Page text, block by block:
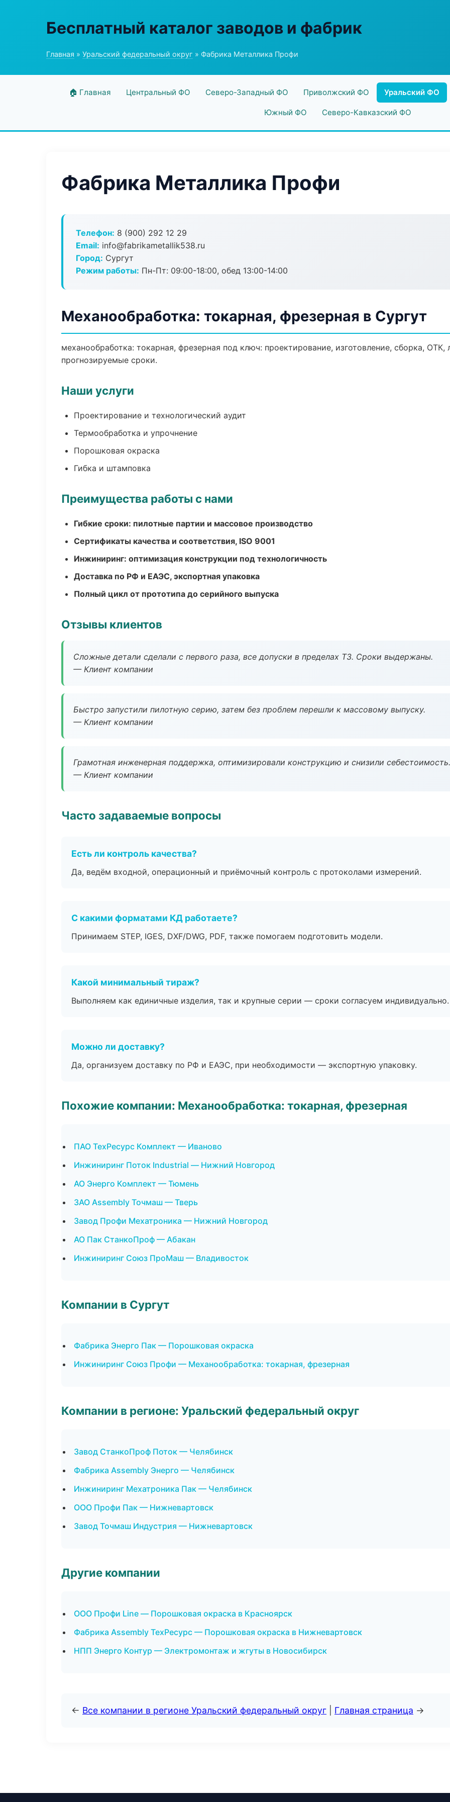
Бесплатный каталог заводов и фабрик
Главная » Уральский федеральный округ » Фабрика Металлика Профи
🏠 Главная Центральный ФО Северо-Западный ФО Приволжский ФО Уральский ФО
Южный ФО Северо-Кавказский ФО
Фабрика Металлика Профи
Телефон: 8 (900) 292 12 29
Email: info@fabrikametallik538.ru
Город: Сургут
Режим работы: Пн-Пт: 09:00-18:00, обед 13:00-14:00
Механообработка: токарная, фрезерная в Сургут
механообработка: токарная, фрезерная под ключ: проектирование, изготовление, сборка,
прогнозируемые сроки.
Наши услуги
Проектирование и технологический аудит
Термообработка и упрочнение
Порошковая окраска
Гибка и штамповка
Преимущества работы с нами
Гибкие сроки: пилотные партии и массовое производство
Сертификаты качества и соответствия, ISO 9001
Инжиниринг: оптимизация конструкции под технологичность
Доставка по РФ и ЕАЭС, экспортная упаковка
Полный цикл от прототипа до серийного выпуска
Отзывы клиентов
Сложные детали сделали с первого раза, все допуски в пределах ТЗ. Сроки выдержаны.
— Клиент компании
Быстро запустили пилотную серию, затем без проблем перешли к массовому выпуску.
— Клиент компании
Грамотная инженерная поддержка, оптимизировали конструкцию и снизили себестоимость.
— Клиент компании
Часто задаваемые вопросы
Есть ли контроль качества?
Да, ведём входной, операционный и приёмочный контроль с протоколами измерений.
С какими форматами КД работаете?
Принимаем STEP, IGES, DXF/DWG, PDF, также помогаем подготовить модели.
Какой минимальный тираж?
Выполняем как единичные изделия, так и крупные серии — сроки согласуем индивидуально.
Можно ли доставку?
Да, организуем доставку по РФ и ЕАЭС, при необходимости — экспортную упаковку.
Похожие компании: Механообработка: токарная, фрезерная
ПАО ТехРесурс Комплект — Иваново
Инжиниринг Поток Industrial — Нижний Новгород
АО Энерго Комплект — Тюмень
ЗАО Assembly Точмаш — Тверь
Завод Профи Мехатроника — Нижний Новгород
АО Пак СтанкоПроф — Абакан
Инжиниринг Союз ПроМаш — Владивосток
Компании в Сургут
Фабрика Энерго Пак — Порошковая окраска
Инжиниринг Союз Профи — Механообработка: токарная, фрезерная
Компании в регионе: Уральский федеральный округ
Завод СтанкоПроф Поток — Челябинск
Фабрика Assembly Энерго — Челябинск
Инжиниринг Мехатроника Пак — Челябинск
ООО Профи Пак — Нижневартовск
Завод Точмаш Индустрия — Нижневартовск
Другие компании
ООО Профи Line — Порошковая окраска в Красноярск
Фабрика Assembly ТехРесурс — Порошковая окраска в Нижневартовск
НПП Энерго Контур — Электромонтаж и жгуты в Новосибирск
← Все компании в регионе Уральский федеральный округ Главная страница →